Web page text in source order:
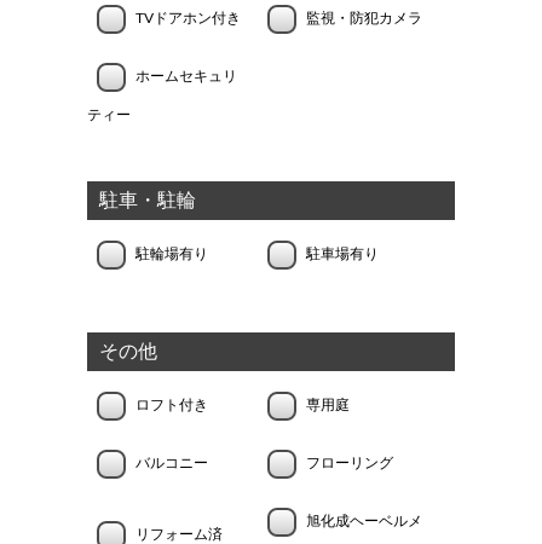
TVドアホン付き 監視・防犯カメラ
ホームセキュリ
ティー
駐車・駐輪
駐輪場有り 駐車場有り
その他
ロフト付き 専用庭
バルコニー フローリング
リフォーム済
旭化成ヘーベルメ